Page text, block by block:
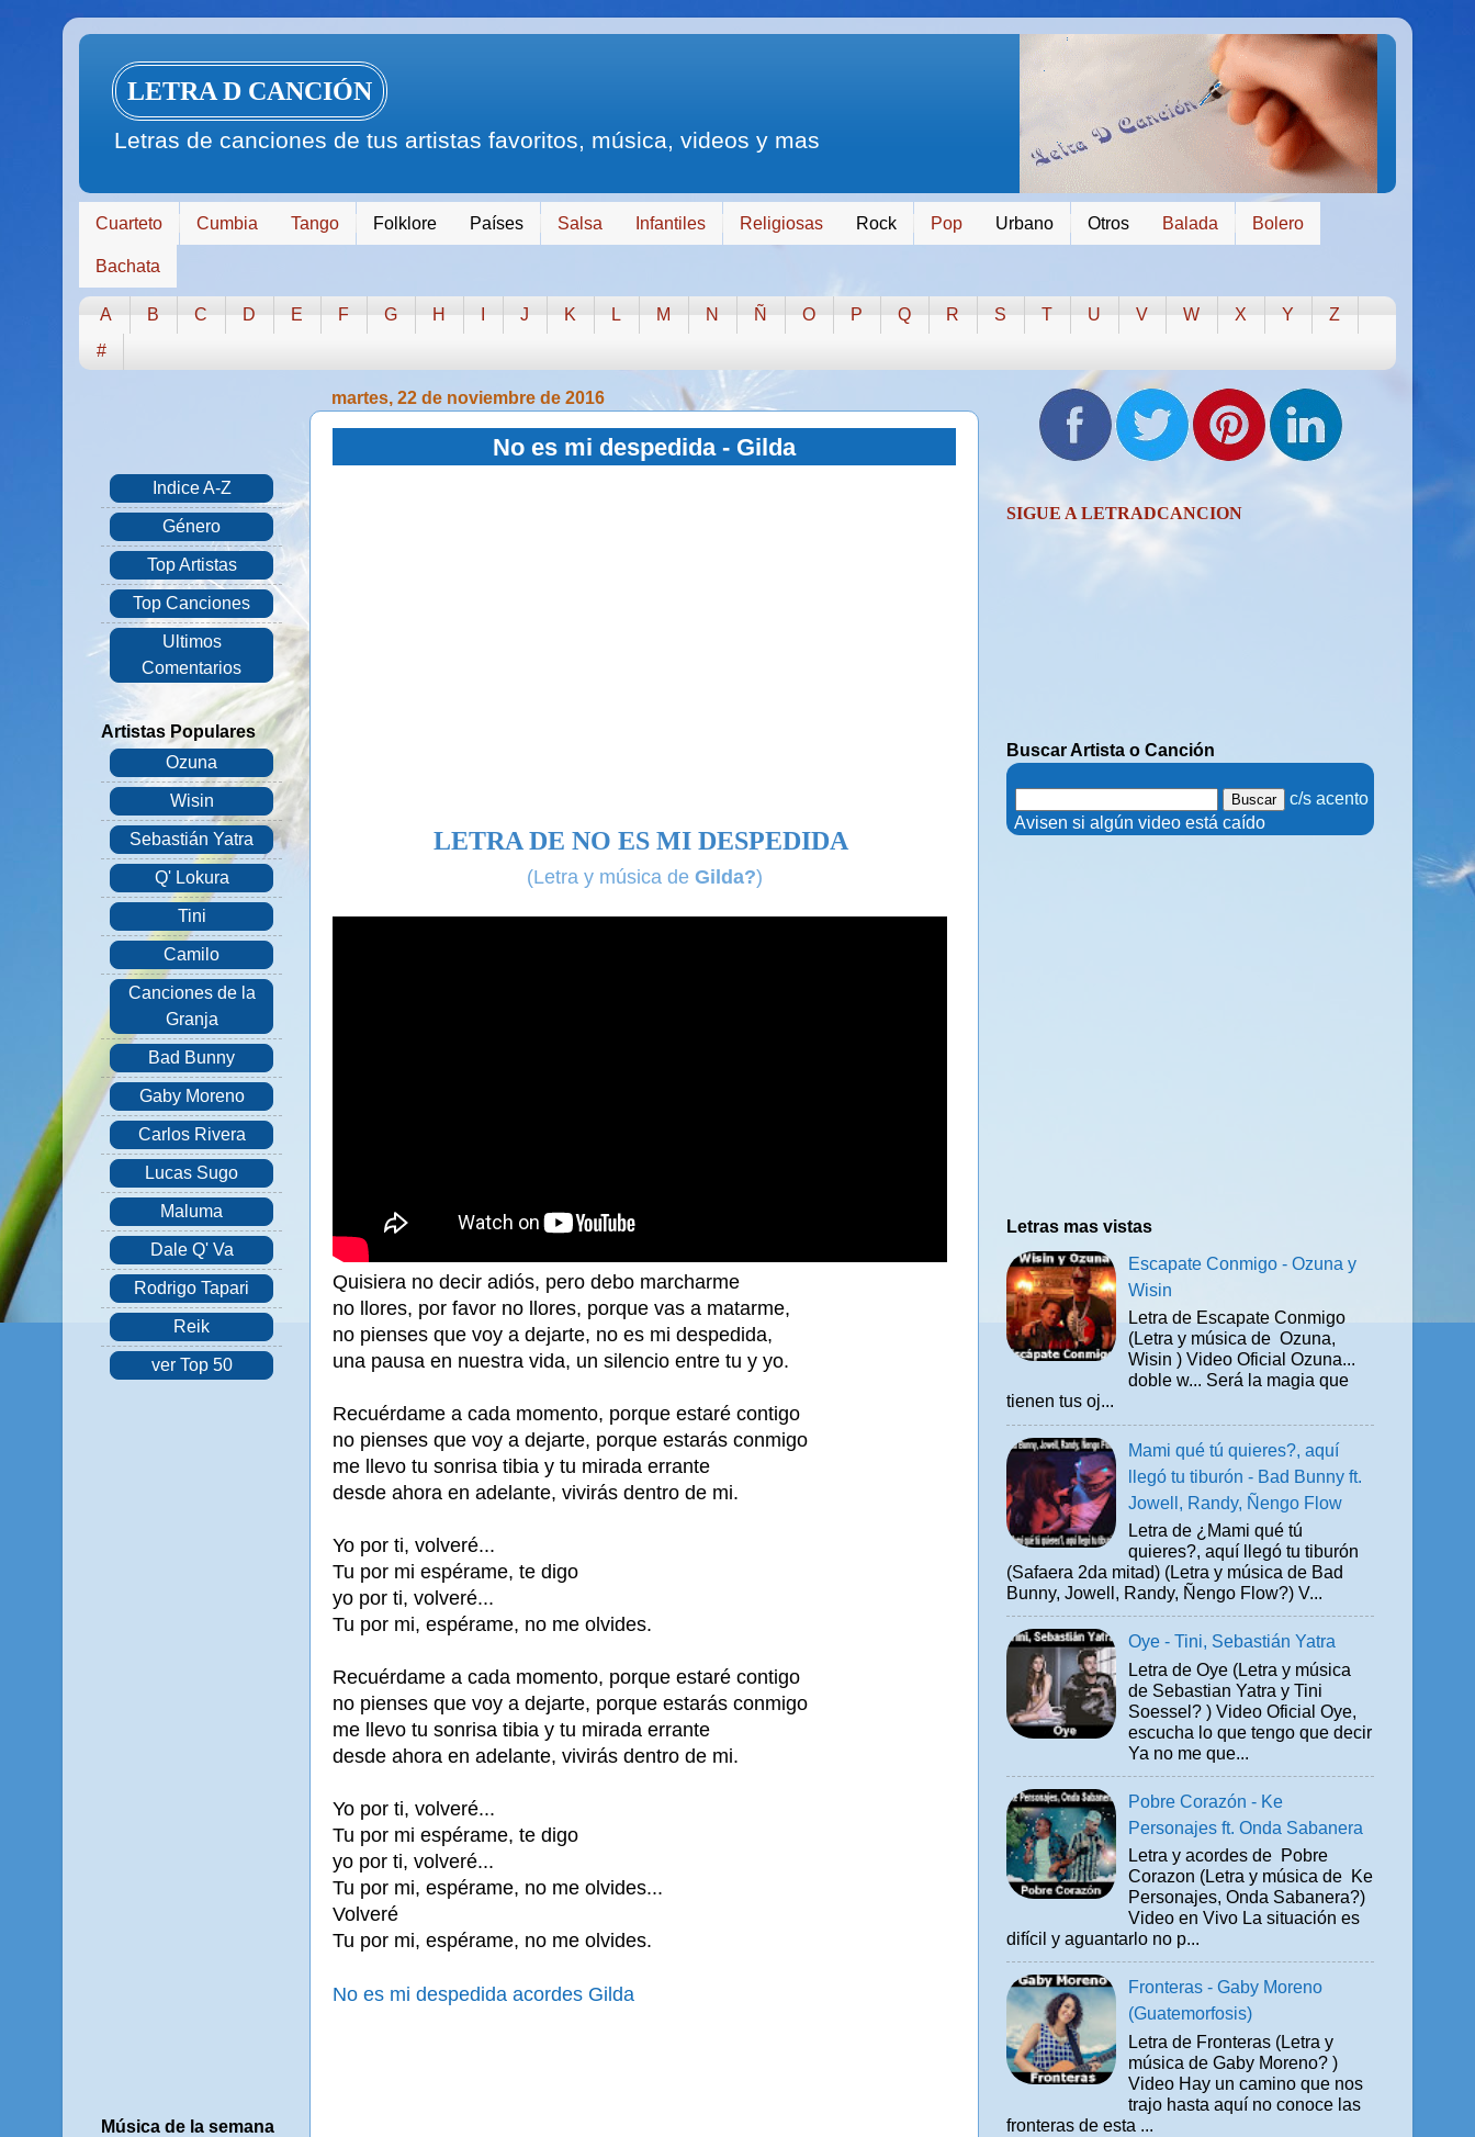
LETRA D CANCIÓN
Letras de canciones de tus artistas favoritos, música, videos y mas
Cuarteto Cumbia Tango Folklore Países Salsa Infantiles Religiosas Rock Pop Urbano Otros Balada Bolero
Bachata
A B C D E F G H J K L M N Ñ O P Q R S T U V W X Y
Z
#
martes, 22 de noviembre de 2016
No es mi despedida - Gilda
LETRA DE NO ES MI DESPEDIDA
(Letra y música de Gilda?)
Quisiera no decir adiós, pero debo marcharme
no llores, por favor no llores, porque vas a matarme,
no pienses que voy a dejarte, no es mi despedida,
una pausa en nuestra vida, un silencio entre tu y yo.
Recuérdame a cada momento, porque estaré contigo
no pienses que voy a dejarte, porque estarás conmigo
me llevo tu sonrisa tibia y tu mirada errante
desde ahora en adelante, vivirás dentro de mi.
Yo por ti, volveré...
Tu por mi espérame, te digo
yo por ti, volveré...
Tu por mi, espérame, no me olvides.
Recuérdame a cada momento, porque estaré contigo
no pienses que voy a dejarte, porque estarás conmigo
me llevo tu sonrisa tibia y tu mirada errante
desde ahora en adelante, vivirás dentro de mi.
Yo por ti, volveré...
Tu por mi espérame, te digo
yo por ti, volveré...
Tu por mi, espérame, no me olvides...
Volveré
Tu por mi, espérame, no me olvides.
No es mi despedida acordes Gilda
Indice A-Z
Género
Top Artistas
Top Canciones
Ultimos
Comentarios
Artistas Populares
Ozuna
Wisin
Sebastián Yatra
Q' Lokura
Tini
Camilo
Canciones de la
Granja
Bad Bunny
Gaby Moreno
Carlos Rivera
Lucas Sugo
Maluma
Dale Q' Va
Rodrigo Tapari
Reik
ver Top 50
Música de la semana
SIGUE A LETRADCANCION
Buscar Artista o Canción
c/s acento
. Avisen si algún video está caído
Letras mas vistas
Escapate Conmigo - Ozuna y
Wisin
Letra de Escapate Conmigo
(Letra y música de Ozuna,
Wisin ) Video Oficial Ozuna...
doble w... Será la magia que
tienen tus oj...
Mami qué tú quieres?, aquí
llegó tu tiburón - Bad Bunny ft.
Jowell, Randy, Ñengo Flow
Letra de ¿Mami qué tú
quieres?, aquí llegó tu tiburón
(Safaera 2da mitad) (Letra y música de Bad
Bunny, Jowell, Randy, Ñengo Flow?) V...
Oye - Tini, Sebastián Yatra
Letra de Oye (Letra y música
de Sebastian Yatra y Tini
Soessel? ) Video Oficial Oye,
escucha lo que tengo que decir
Ya no me que...
Pobre Corazón - Ke
Personajes ft. Onda Sabanera
Letra y acordes de Pobre
Corazon (Letra y música de Ke
Personajes, Onda Sabanera?)
Video en Vivo La situación es
difícil y aguantarlo no p...
Fronteras - Gaby Moreno
(Guatemorfosis)
Letra de Fronteras (Letra y
música de Gaby Moreno? )
Video Hay un camino que nos
trajo hasta aquí no conoce las
fronteras de esta ...